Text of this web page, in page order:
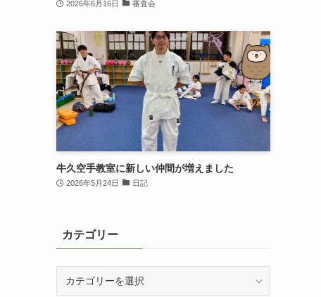
2026年6月16日 審査会
牛久空手教室に新しい仲間が増えました
2026年5月24日 日記
カテゴリー